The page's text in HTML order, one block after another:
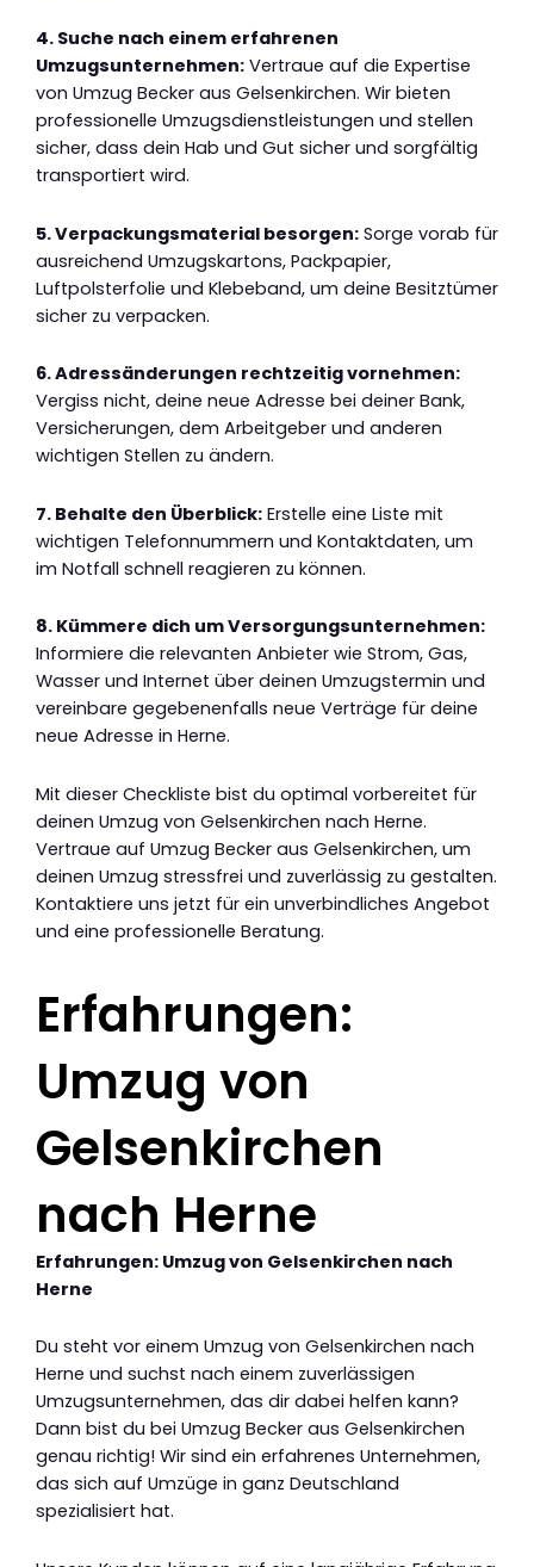
4. Suche nach einem erfahrenen
Umzugsunternehmen: Vertraue auf die Expertise
von Umzug Becker aus Gelsenkirchen. Wir bieten
professionelle Umzugsdienstleistungen und stellen
sicher, dass dein Hab und Gut sicher und sorgfältig
transportiert wird.
5. Verpackungsmaterial besorgen: Sorge vorab für
ausreichend Umzugskartons, Packpapier,
Luftpolsterfolie und Klebeband, um deine Besitztümer
sicher zu verpacken.
6. Adressänderungen rechtzeitig vornehmen:
Vergiss nicht, deine neue Adresse bei deiner Bank,
Versicherungen, dem Arbeitgeber und anderen
wichtigen Stellen zu ändern.
7. Behalte den Überblick: Erstelle eine Liste mit
wichtigen Telefonnummern und Kontaktdaten, um
im Notfall schnell reagieren zu können.
8. Kümmere dich um Versorgungsunternehmen:
Informiere die relevanten Anbieter wie Strom, Gas,
Wasser und Internet über deinen Umzugstermin und
vereinbare gegebenenfalls neue Verträge für deine
neue Adresse in Herne.
Mit dieser Checkliste bist du optimal vorbereitet für
deinen Umzug von Gelsenkirchen nach Herne.
Vertraue auf Umzug Becker aus Gelsenkirchen, um
deinen Umzug stressfrei und zuverlässig zu gestalten.
Kontaktiere uns jetzt für ein unverbindliches Angebot
und eine professionelle Beratung.
Erfahrungen:
Umzug von
Gelsenkirchen
nach Herne
Erfahrungen: Umzug von Gelsenkirchen nach
Herne
Du steht vor einem Umzug von Gelsenkirchen nach
Herne und suchst nach einem zuverlässigen
Umzugsunternehmen, das dir dabei helfen kann?
Dann bist du bei Umzug Becker aus Gelsenkirchen
genau richtig! Wir sind ein erfahrenes Unternehmen,
das sich auf Umzüge in ganz Deutschland
spezialisiert hat.